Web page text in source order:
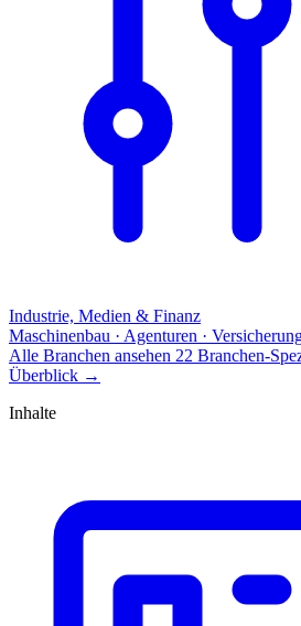
Industrie, Medien & Finanz
Maschinenbau · Agenturen ·
Alle Branchen ansehen 22 Branchen-
Überblick →
Inhalte